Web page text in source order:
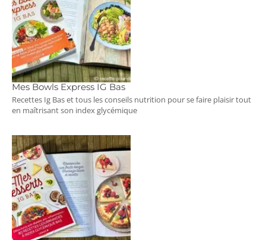
Mes Bowls Express IG Bas
Recettes Ig Bas et tous les conseils nutrition pour se faire plaisir tout
en maîtrisant son index glycémique